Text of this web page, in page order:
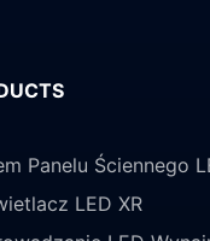
Panelu Ściennego
LED XR